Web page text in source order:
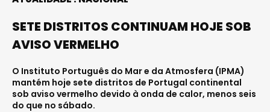
SETE DISTRITOS CONTINUAM HOJE SOB
AVISO VERMELHO
O Instituto Português do Mar e da Atmosfera (IPMA)
mantém hoje sete distritos de Portugal continental
sob aviso vermelho devido à onda de calor, menos seis
do que no sábado.